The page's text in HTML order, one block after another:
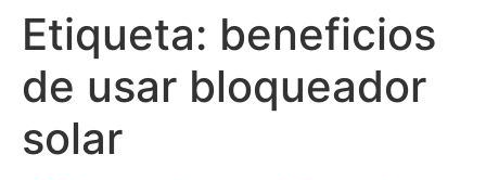
Etiqueta: beneficios
de usar bloqueador
solar